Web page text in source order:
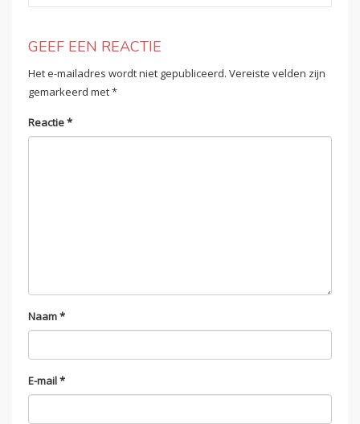
GEEF EEN REACTIE
Het e-mailadres wordt niet gepubliceerd. Vereiste velden zijn
gemarkeerd met*
Reactie*
Naam*
E-mail*